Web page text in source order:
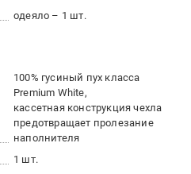
одеяло – 1 шт.
100% гусиный пух класса
Premium White
кассетная конструкция чехла
предотвращает пролезание
наполнителя
1 шт.